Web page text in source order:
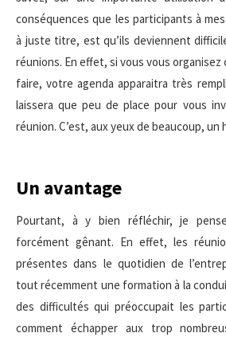
conséquences que les participants à
à juste titre, est qu’ils deviennent
réunions. En effet, si vous vous organisez
faire, votre agenda apparaitra très
laissera que peu de place pour vous
réunion. C’est, aux yeux de beaucoup, un
Un avantage
Pourtant, à y bien réfléchir, je
forcément gênant. En effet, les
présentes dans le quotidien de
tout récemment une formation à la
des difficultés qui préoccupait les
comment échapper aux trop